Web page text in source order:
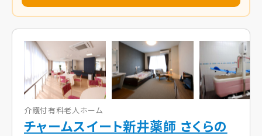
介護付有料老人ホーム
チャームスイート新井薬師 さくらの